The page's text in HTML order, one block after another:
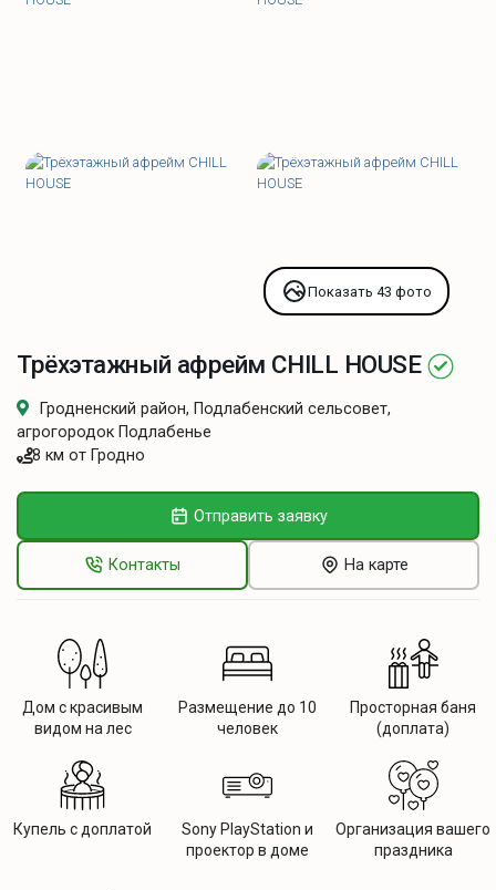
Показать 43 фото
Трёхэтажный aфрейм CHILL HOUSE
Гродненский район, Подлабенский сельсовет,
агрогородок Подлабенье
8 км от Гродно
Отправить заявку
Контакты На карте
Дом с красивым
видом на лес
Размещение до 10
человек
Просторная баня
(доплата)
Купель с доплатой
Sony PlayStation и
проектор в доме
Организация вашего
праздника